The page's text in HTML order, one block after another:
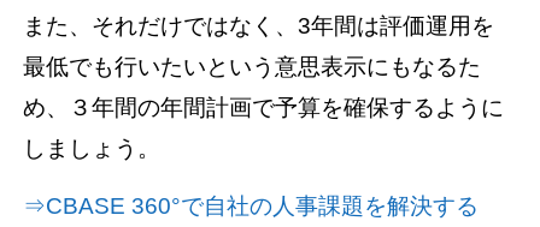
また、それだけではなく、3年間は評価運用を
最低でも行いたいという意思表示にもなるた
め、３年間の年間計画で予算を確保するように
しましょう。
⇒CBASE 360°で自社の人事課題を解決する